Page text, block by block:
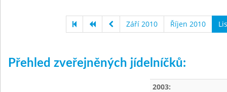
Září 2010 Říjen 2010
Přehled zveřejněných jídelníčků:
2003: